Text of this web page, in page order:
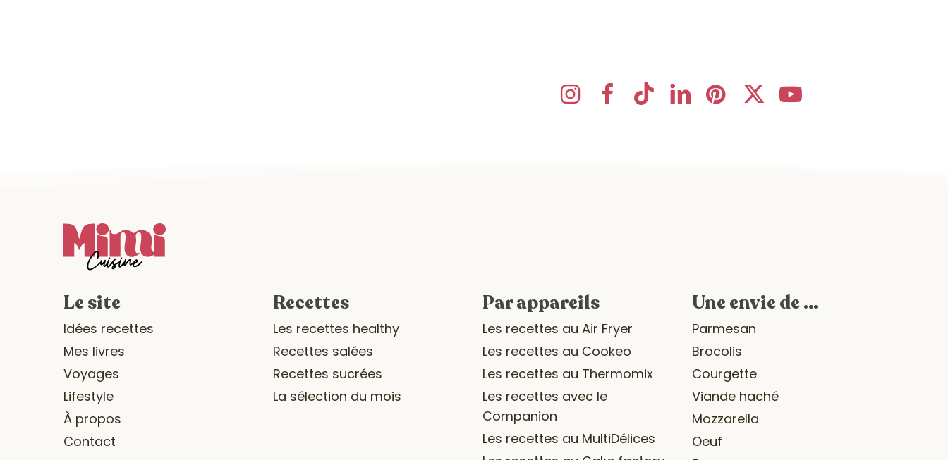
Le site
Idées recettes
Mes livres
Voyages
Lifestyle
À propos
Contact
Recettes
Les recettes healthy
Recettes salées
Recettes sucrées
La sélection du mois
Par appareils
Les recettes au Air Fryer
Les recettes au Cookeo
Les recettes au Thermomix
Les recettes avec le
Companion
Les recettes au MultiDélices
Une envie de …
Parmesan
Brocolis
Courgette
Viande haché
Mozzarella
Oeuf